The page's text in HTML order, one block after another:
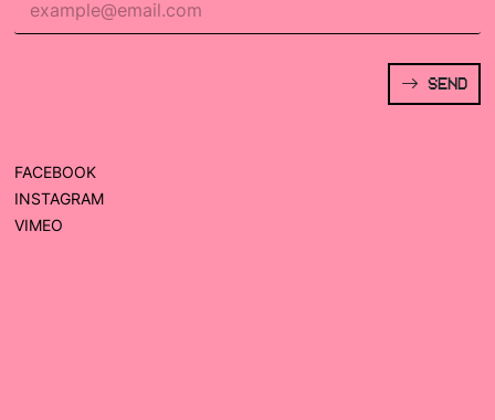
SEND
FACEBOOK
INSTAGRAM
VIMEO